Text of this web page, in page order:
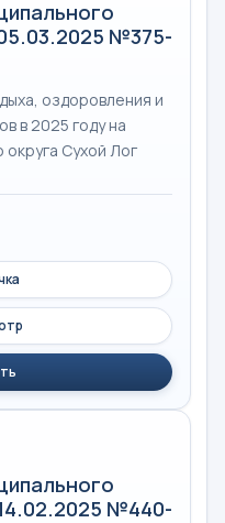
№375-
оздоровления и
в 2025 году на
Сухой Лог
№440-